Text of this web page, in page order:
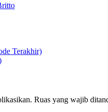
Terakhir)
Ruas yang wajib